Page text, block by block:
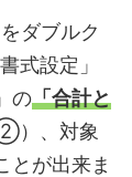
ダブルク
式設定」
の「合計と
）、対象
とが出来ま